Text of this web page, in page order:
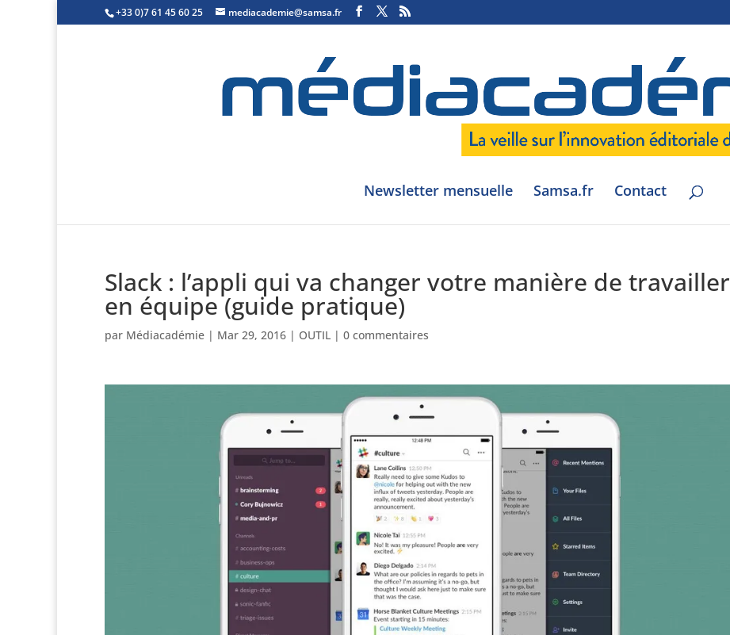
+33 0)7 61 45 60 25 mediacademie@samsa.fr
Newsletter mensuelle Samsa.fr Contact
Slack : l’appli qui va changer votre manière de travailler
en équipe (guide pratique)
par Médiacadémie | Mar 29, 2016 | OUTIL | 0 commentaires